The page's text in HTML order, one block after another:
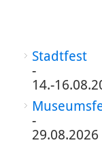
Stadtfest
-
14.-
-
29.08.2026